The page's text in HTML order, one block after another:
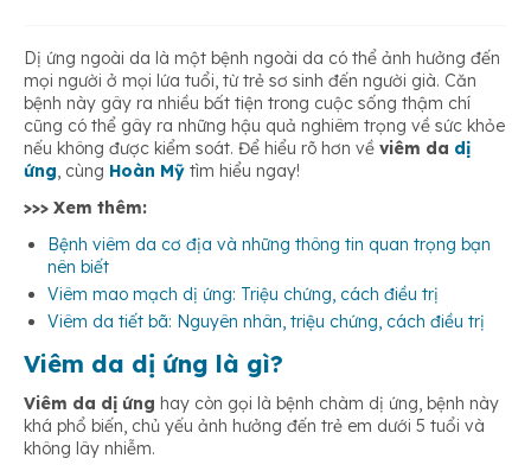
Dị ứng ngoài da là một bệnh ngoài da có thể ảnh hưởng đến
mọi người ở mọi lứa tuổi, từ trẻ sơ sinh đến người già. Căn
bệnh này gây ra nhiều bất tiện trong cuộc sống thậm chí
cũng có thể gây ra những hậu quả nghiêm trọng về sức khỏe
nếu không được kiểm soát. Để hiểu rõ hơn về viêm da dị
ứng, cùng Hoàn Mỹ tìm hiểu ngay!
>>> Xem thêm:
Bệnh viêm da cơ địa và những thông tin quan trọng bạn
nên biết
Viêm mao mạch dị ứng: Triệu chứng, cách điều trị
Viêm da tiết bã: Nguyên nhân, triệu chứng, cách điều trị
Viêm da dị ứng là gì?
Viêm da dị ứng hay còn gọi là bệnh chàm dị ứng, bệnh này
khá phổ biến, chủ yếu ảnh hưởng đến trẻ em dưới 5 tuổi và
không lây nhiễm.